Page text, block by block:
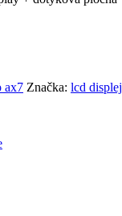
ax7 Značka: lcd displej